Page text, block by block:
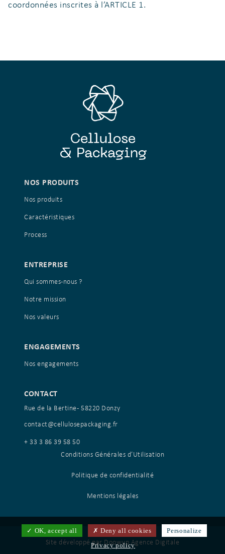
coordonnées inscrites à l’ARTICLE 1.
NOS PRODUITS
Nos produits
Caractéristiques
Process
ENTREPRISE
Qui sommes-nous ?
Notre mission
Nos valeurs
ENGAGEMENTS
Nos engagements
CONTACT
Rue de la Bertine - 58220 Donzy
contact@cellulosepackaging.fr
+ 33 3 86 39 58 50
Conditions Générales d’Utilisation
Politique de confidentialité
Mentions légales
Site développé parDoowup Agence Digitale
OK, accept all Deny all cookies
Personalize
Privacy policy